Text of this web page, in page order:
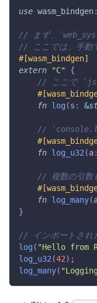
use wasm_bindgen
// まず、
// ここでは、手動
#[wasm_bindgen]
extern
"C"
{
// ここで
fn log(s : &
//
fn log_u32(a:
// 複数の引数
fn log_many(
}
// インポートされ
log( "Hello from
log_u32(42) ;
log_many(